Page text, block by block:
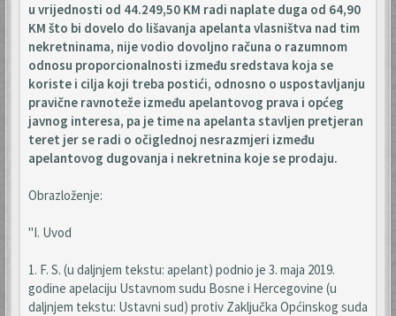
u vrijednosti od 44.249,50 KM radi naplate duga od 64,90
KM što bi dovelo do lišavanja apelanta vlasništva nad tim
nekretninama, nije vodio dovoljno računa o razumnom
odnosu proporcionalnosti između sredstava koja se
koriste i cilja koji treba postići, odnosno o uspostavljanju
pravične ravnoteže između apelantovog prava i općeg
javnog interesa, pa je time na apelanta stavljen pretjeran
teret jer se radi o očiglednoj nesrazmjeri između
apelantovog dugovanja i nekretnina koje se prodaju.
Obrazloženje:
"I. Uvod
1. F. S. (u daljnjem tekstu: apelant) podnio je 3. maja 2019.
godine apelaciju Ustavnom sudu Bosne i Hercegovine (u
daljnjem tekstu: Ustavni sud) protiv Zaključka Općinskog suda